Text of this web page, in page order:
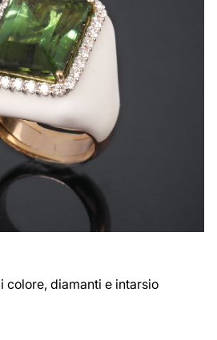
colore, diamanti e intarsio